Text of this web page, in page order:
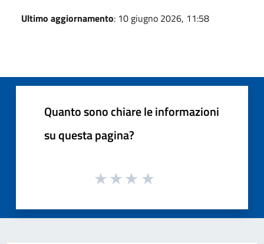
Ultimo aggiornamento: 10 giugno 2026, 11:58
Quanto sono chiare le informazioni
su questa pagina?